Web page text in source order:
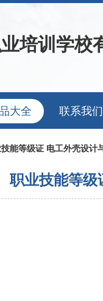
培训学校
大全 联系我们
能等级证 电工外壳设计
职业技能等级